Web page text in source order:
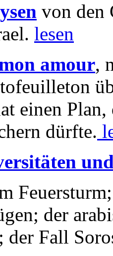
von den
lesen
amour,
einen Plan,
dürfte.
der
der Fall